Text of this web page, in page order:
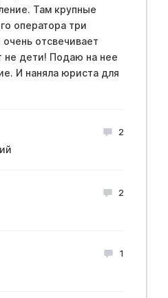
Там крупные
оператора три
отсвечивает
не дети! Подаю на нее
И наняла юриста для
2
2
1